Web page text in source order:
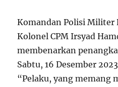
Komandan Polisi Militer
Kolonel CPM Irsyad
membenarkan
Sabtu, 16 Desember
“Pelaku, yang memang